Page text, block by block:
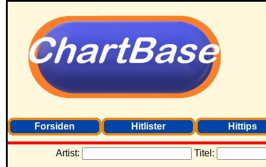
Forsiden Hitlister Hittips
Artist: Titel: